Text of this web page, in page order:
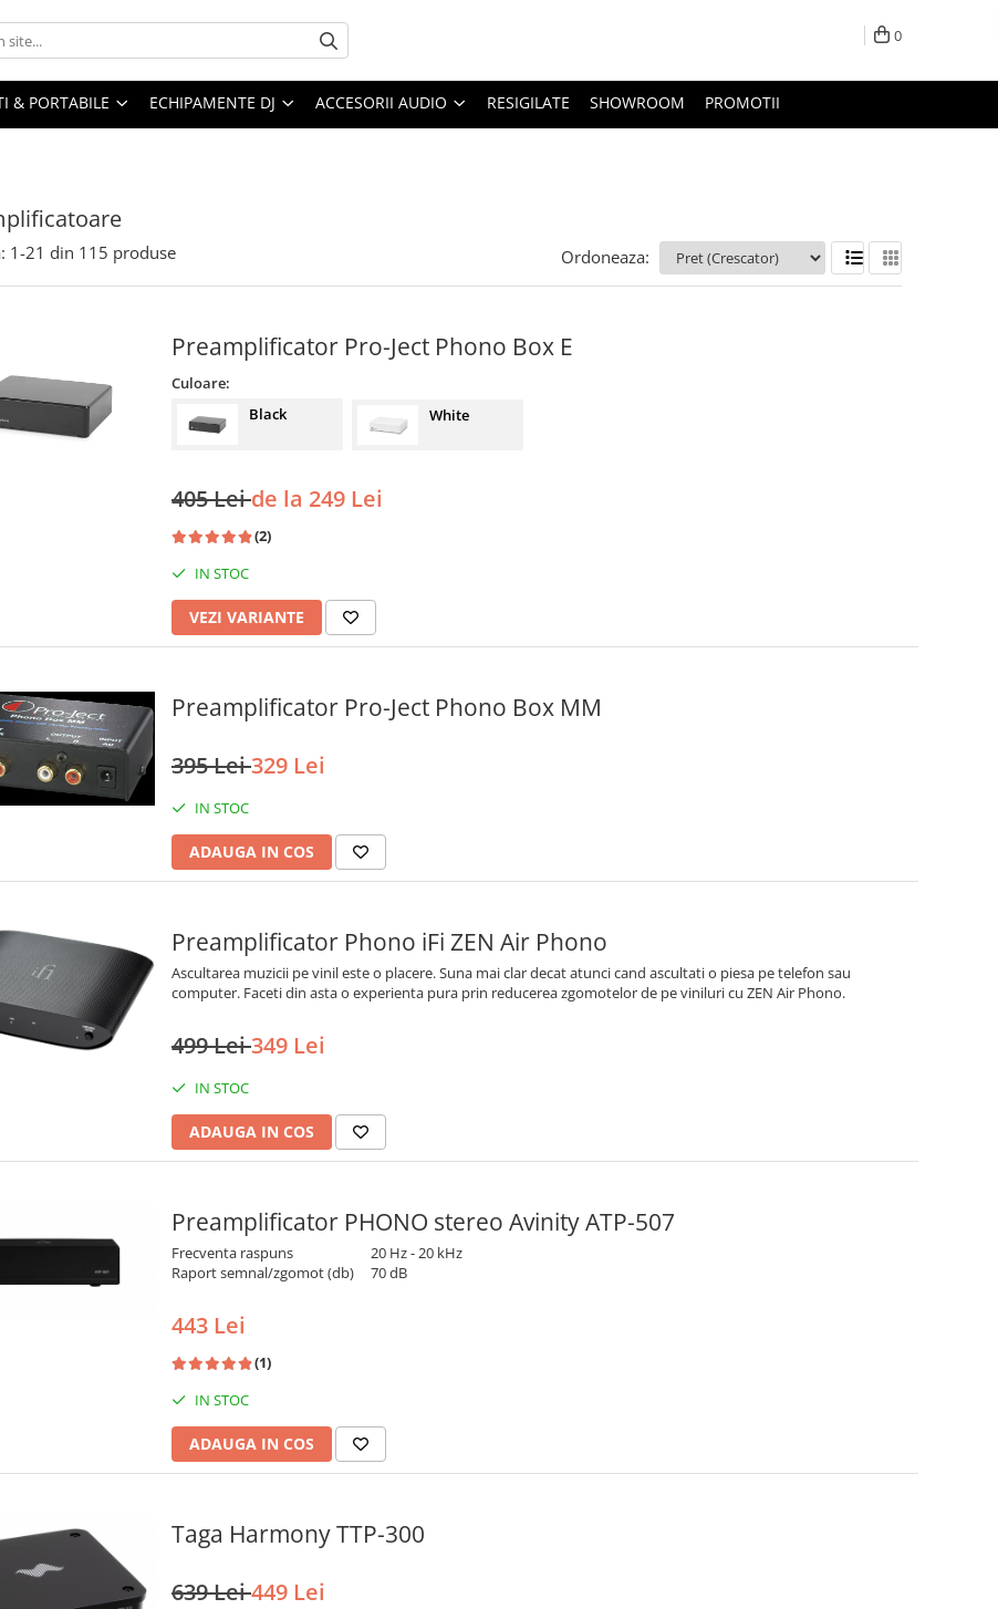
0
& PORTABILE ECHIPAMENTE DJ ACCESORII AUDIO RESIGILATE SHOWROOM PROMOTII
1-21 din 115 produse Ordoneaza:
Preamplificator Pro-Ject Phono Box E
Culoare:
Black
White
405 Leide la 249 Lei
(2)
IN STOC
VEZI VARIANTE
Preamplificator Pro-Ject Phono Box MM
395 Lei329 Lei
IN STOC
ADAUGA IN COS
Preamplificator Phono iFi ZEN Air Phono
Ascultarea muzicii pe vinil este o placere. Suna mai clar decat atunci cand ascultati o piesa pe telefon sau
computer. Faceti din asta o experienta pura prin reducerea zgomotelor de pe viniluri cu ZEN Air Phono.
499 Lei349 Lei
IN STOC
ADAUGA IN COS
Preamplificator PHONO stereo Avinity ATP-507
Frecventa raspuns
20 Hz - 20 kHz
Raport semnal/zgomot (db) 70 dB
443 Lei
(1)
IN STOC
ADAUGA IN COS
Taga Harmony TTP-300
639 Lei449 Lei